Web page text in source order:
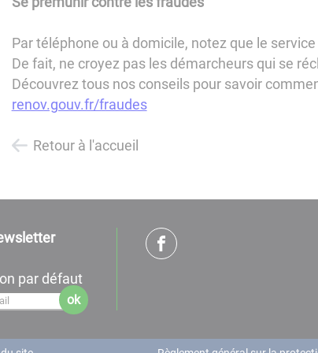
Par téléphone ou à domicile, notez que le
De fait, ne croyez pas les démarcheurs qui se
​​​​​​​Découvrez tous nos conseils pour savoir
renov.gouv.fr/fraudes
Retour à l'accueil
par défaut
ok